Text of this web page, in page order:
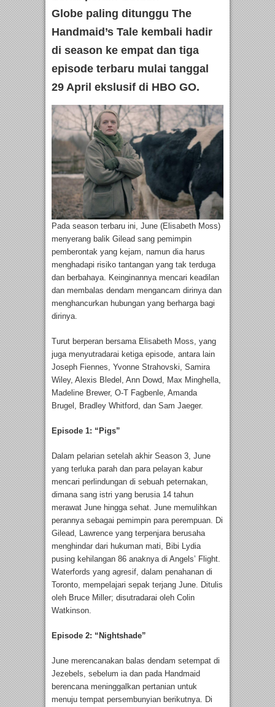
Globe paling ditunggu The
Handmaid’s Tale kembali hadir
di season ke empat dan tiga
episode terbaru mulai tanggal
29 April ekslusif di HBO GO.
Pada season terbaru ini, June (Elisabeth Moss)
menyerang balik Gilead sang pemimpin
pemberontak yang kejam, namun dia harus
menghadapi risiko tantangan yang tak terduga
dan berbahaya. Keinginannya mencari keadilan
dan membalas dendam mengancam dirinya dan
menghancurkan hubungan yang berharga bagi
dirinya.
Turut berperan bersama Elisabeth Moss, yang
juga menyutradarai ketiga episode, antara lain
Joseph Fiennes, Yvonne Strahovski, Samira
Wiley, Alexis Bledel, Ann Dowd, Max Minghella,
Madeline Brewer, O-T Fagbenle, Amanda
Brugel, Bradley Whitford, dan Sam Jaeger.
Episode 1: “Pigs”
Dalam pelarian setelah akhir Season 3, June
yang terluka parah dan para pelayan kabur
mencari perlindungan di sebuah peternakan,
dimana sang istri yang berusia 14 tahun
merawat June hingga sehat. June memulihkan
perannya sebagai pemimpin para perempuan. Di
Gilead, Lawrence yang terpenjara berusaha
menghindar dari hukuman mati, Bibi Lydia
pusing kehilangan 86 anaknya di Angels’ Flight.
Waterfords yang agresif, dalam penahanan di
Toronto, mempelajari sepak terjang June. Ditulis
oleh Bruce Miller; disutradarai oleh Colin
Watkinson.
Episode 2: “Nightshade”
June merencanakan balas dendam setempat di
Jezebels, sebelum ia dan pada Handmaid
berencana meninggalkan pertanian untuk
menuju tempat persembunyian berikutnya. Di